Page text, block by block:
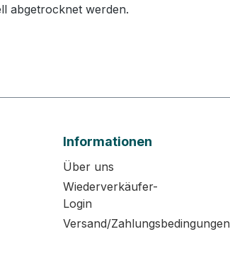
abgetrocknet werden.
Informationen
Über uns
Wiederverkäufer-
Login
Versand/Zahlungsbedingungen